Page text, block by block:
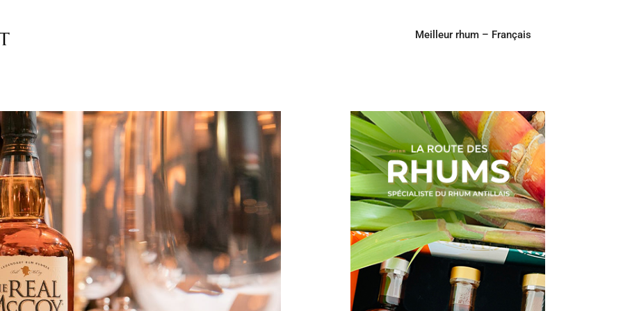
Meilleur rhum – Français